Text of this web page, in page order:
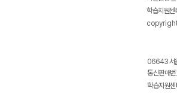
학습지원
06643 서
통신판매
학습지원